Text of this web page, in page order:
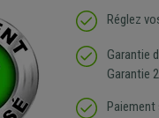
Réglez
Garantie
Garantie